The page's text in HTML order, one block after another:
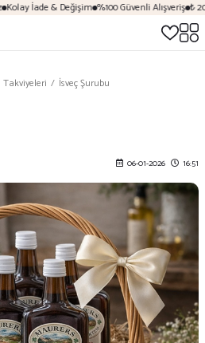
İade & Değişim %100 Güvenli Alışveriş ₺
Takviyeleri İsveç Şurubu
06-01-2026 16:51